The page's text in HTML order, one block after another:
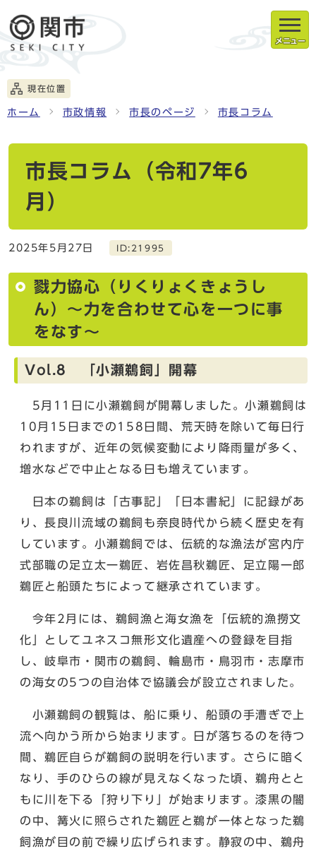
メニュー
現在位置
ホーム 市政情報 市長のページ 市長コラム
市長コラム（令和7年6
月）
2025年5月27日 ID:21995
戮力協心（りくりょくきょうし
ん）～力を合わせて心を一つに事
をなす～
Vol.8 「小瀬鵜飼」開幕
5月11日に小瀬鵜飼が開幕しました。小瀬鵜飼は
10月15日までの158日間、荒天時を除いて毎日行
われますが、近年の気候変動により降雨量が多く、
増水などで中止となる日も増えています。
日本の鵜飼は「古事記」「日本書紀」に記録があ
り、長良川流域の鵜飼も奈良時代から続く歴史を有
しています。小瀬鵜飼では、伝統的な漁法が宮内庁
式部職の足立太一鵜匠、岩佐昌秋鵜匠、足立陽一郎
鵜匠と船頭たちによって継承されています。
今年2月には、鵜飼漁と海女漁を「伝統的漁撈文
化」としてユネスコ無形文化遺産への登録を目指
し、岐阜市・関市の鵜飼、輪島市・鳥羽市・志摩市
の海女の5つの自治体で協議会が設立されました。
小瀬鵜飼の観覧は、船に乗り、船頭の手漕ぎで上
流へ向かう所から始まります。日が落ちるのを待つ
間、鵜匠自らが鵜飼の説明を行います。さらに暗く
なり、手のひらの線が見えなくなった頃、鵜舟とと
もに川を下る「狩り下り」が始まります。漆黒の闇
の中、篝火に照らされた鵜匠と鵜が一体となった鵜
飼漁が目の前で繰り広げられます。静寂の中、鵜舟